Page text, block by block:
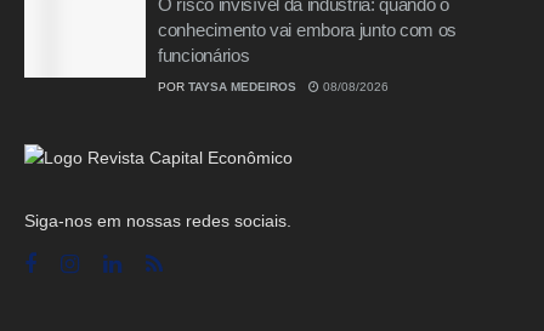
conhecimento vai embora junto com os
funcionários
POR TAYSA MEDEIROS 08/08/2026
Siga-nos em nossas redes sociais.